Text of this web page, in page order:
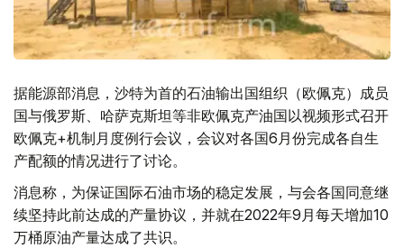
据能源部消息，沙特为首的石油输出国组织（欧佩克）成员
国与俄罗斯、哈萨克斯坦等非欧佩克产油国以视频形式召开
欧佩克+机制月度例行会议，会议对各国6月份完成各自生
产配额的情况进行了讨论。
消息称，为保证国际石油市场的稳定发展，与会各国同意继
续坚持此前达成的产量协议，并就在2022年9月每天增加10
万桶原油产量达成了共识。